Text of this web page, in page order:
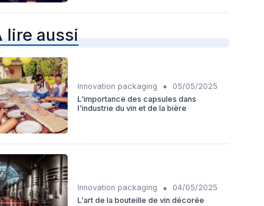
lire aussi
Innovation packaging •
05/05/2025
L'importance des capsules dans
l'industrie du vin et de la bière
Innovation packaging •
04/05/2025
L'art de la bouteille de vin décorée